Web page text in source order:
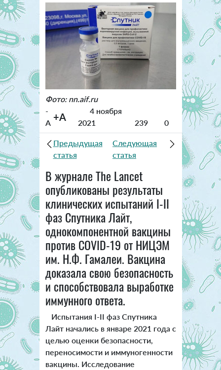
Фото: nn.aif.ru
-
A +A
4 ноября
2021
239 0
Предыдущая
статья
Следующая
статья
В журнале The Lancet
опубликованы результаты
клинических испытаний I-II
фаз Спутника Лайт,
однокомпонентной вакцины
против COVID-19 от НИЦЭМ
им. Н.Ф. Гамалеи. Вакцина
доказала свою безопасность
и способствовала выработке
иммунного ответа.
Испытания I-II фаз Спутника
Лайт начались в январе 2021 года с
целью оценки безопасности,
переносимости и иммуногенности
вакцины. Исследование